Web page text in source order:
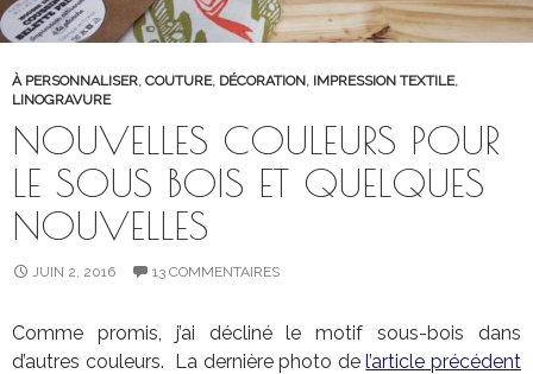
À PERSONNALISER, COUTURE, DÉCORATION, IMPRESSION TEXTILE,
LINOGRAVURE
NOUVELLES COULEURS POUR
LE SOUS BOIS ET QUELQUES
NOUVELLES
JUIN 2, 2016 13 COMMENTAIRES
Comme promis, j’ai décliné le motif sous-bois dans
d’autres couleurs. La dernière photo del’article précédent